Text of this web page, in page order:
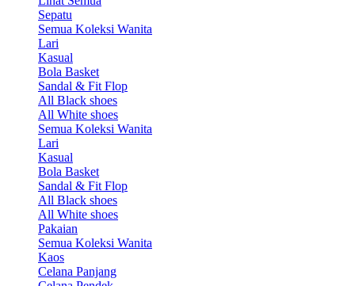
Sepatu
Semua Koleksi Wanita
Lari
Kasual
Bola Basket
Sandal & Fit Flop
All Black shoes
All White shoes
Semua Koleksi Wanita
Lari
Kasual
Bola Basket
Sandal & Fit Flop
All Black shoes
All White shoes
Pakaian
Semua Koleksi Wanita
Kaos
Celana Panjang